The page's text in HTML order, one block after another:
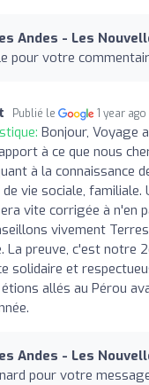
Andes - Les
pour votre
Publié le 1 year ago
Bonjour, Voyage
à ce que nous
à la connaissance
vie sociale, familiale.
vite corrigée à n'en
vivement
La preuve, c'est notre
solidaire et
allés au Pérou
Andes - Les
pour votre